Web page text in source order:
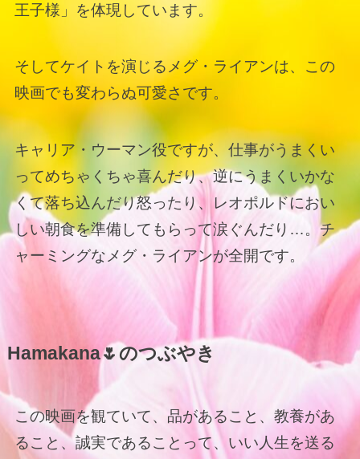
王子様」を体現しています。
そしてケイトを演じるメグ・ライアンは、この
映画でも変わらぬ可愛さです。
キャリア・ウーマン役ですが、仕事がうまくい
ってめちゃくちゃ喜んだり、逆にうまくいかな
くて落ち込んだり怒ったり、レオポルドにおい
しい朝食を準備してもらって涙ぐんだり…。チ
ャーミングなメグ・ライアンが全開です。
Hamakana🌷のつぶやき
この映画を観ていて、品があること、教養があ
ること、誠実であることって、いい人生を送る